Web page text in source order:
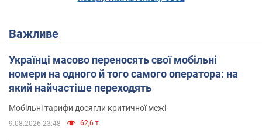
Важливе
Українці масово переносять свої мобільні
номери на одного й того самого оператора: на
який найчастіше переходять
Мобільні тарифи досягли критичної межі
9.08.2026 23:48 62,6 т.